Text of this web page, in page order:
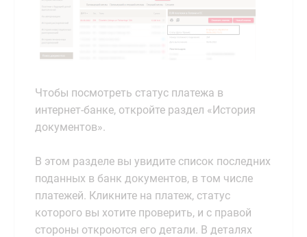
Чтобы посмотреть статус платежа в
интернет-банке, откройте раздел «История
документов».
В этом разделе вы увидите список последних
поданных в банк документов, в том числе
платежей. Кликните на платеж, статус
которого вы хотите проверить, и с правой
стороны откроются его детали. В деталях